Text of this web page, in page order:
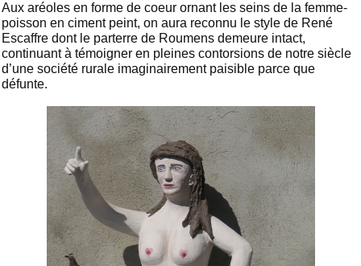
Aux aréoles en forme de coeur ornant les seins de la femme-
poisson en ciment peint, on aura reconnu le style de René
Escaffre dont le parterre de Roumens demeure intact,
continuant à témoigner en pleines contorsions de notre siècle
d’une société rurale imaginairement paisible parce que
défunte.